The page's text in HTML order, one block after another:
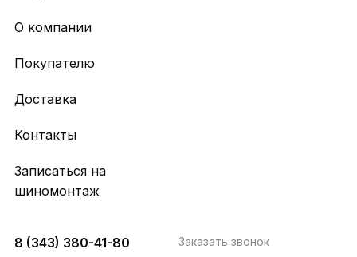
О компании
Покупателю
Доставка
Контакты
Записаться на
шиномонтаж
8 (343) 380-41-80 Заказать звонок